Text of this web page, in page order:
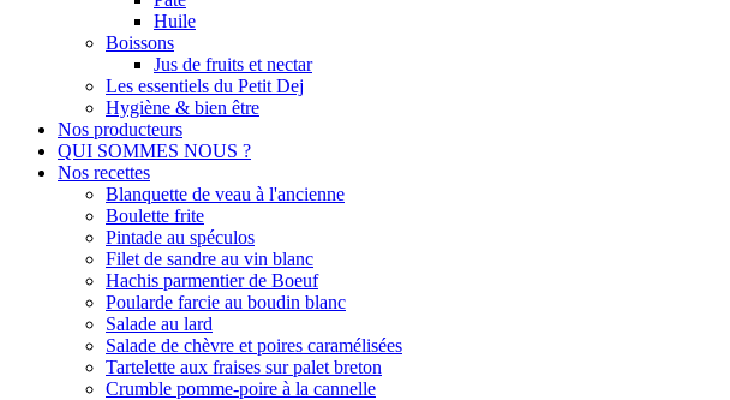
Huile
Boissons
Jus de fruits et nectar
Les essentiels du Petit Dej
Hygiène & bien être
Nos producteurs
QUI SOMMES NOUS ?
Nos recettes
Blanquette de veau à l'ancienne
Boulette frite
Pintade au spéculos
Filet de sandre au vin blanc
Hachis parmentier de Boeuf
Poularde farcie au boudin blanc
Salade au lard
Salade de chèvre et poires caramélisées
Tartelette aux fraises sur palet breton
Crumble pomme-poire à la cannelle